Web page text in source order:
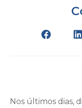
Nos últimos dias,